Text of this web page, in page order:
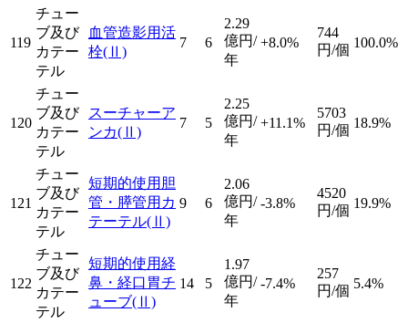
119
チュー
ブ及び
カテー
テル
血管造影用活
栓(Ⅱ)
7 6
2.29
億円/
年
+8.0%
744
円/個 100.0%
120
チュー
ブ及び
カテー
テル
スーチャーア
ンカ(Ⅱ)
7 5
2.25
億円/
年
+11.1%
5703
円/個 18.9%
121
チュー
ブ及び
カテー
テル
短期的使用胆
管・膵管用カ
テーテル(Ⅱ)
9 6
2.06
億円/
年
-3.8%
4520
円/個 19.9%
122
チュー
ブ及び
カテー
テル
短期的使用経
鼻・経口胃チ
ューブ(Ⅱ)
14 5
1.97
億円/
年
-7.4%
257
円/個 5.4%